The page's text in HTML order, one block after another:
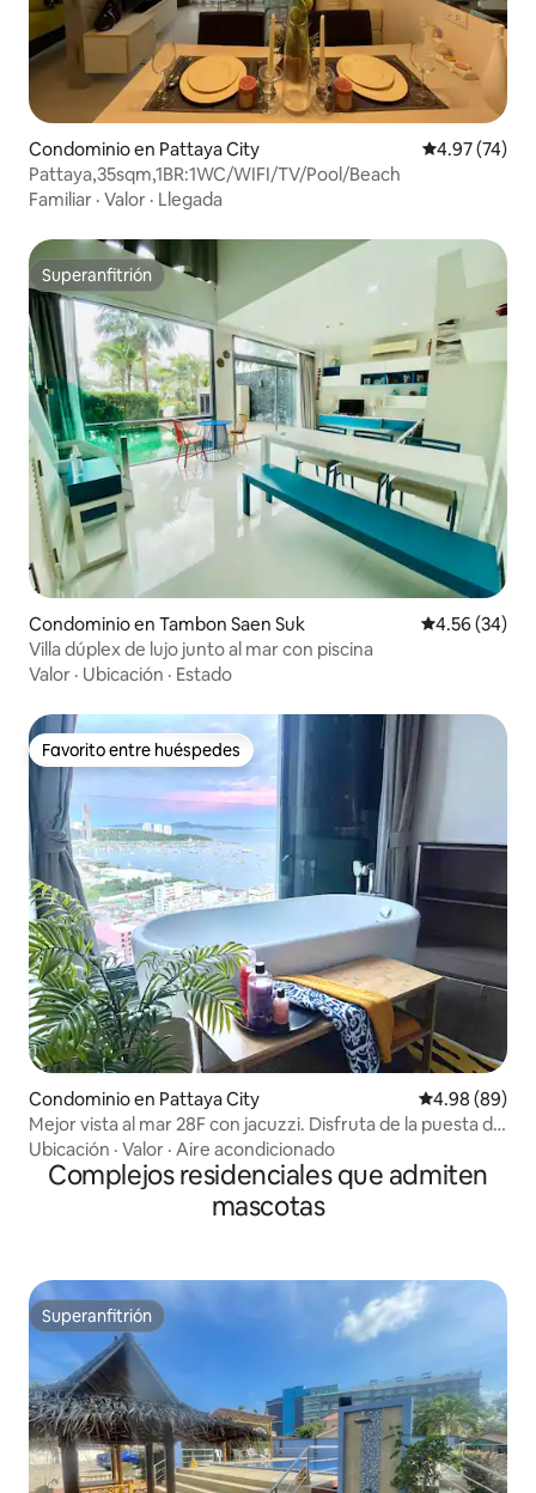
Condominio en Pattaya City Calificación
4.97 (74)
Pattaya,35sqm,1BR:1WC/WIFI/TV/Pool/Beach
Familiar · Valor · Llegada
Superanfitrión
Superanfitrión
Condominio en Tambon Saen Suk Calificación
4.56 (34)
Villa dúplex de lujo junto al mar con piscina
Valor · Ubicación · Estado
Favorito entre huéspedes
Favorito entre huéspedes
Condominio en Pattaya City Calificación
4.98 (89)
Mejor vista al mar 28F con jacuzzi. Disfruta de la puesta de
sol.
Ubicación · Valor · Aire acondicionado
Complejos residenciales que admiten
mascotas
Superanfitrión
Superanfitrión